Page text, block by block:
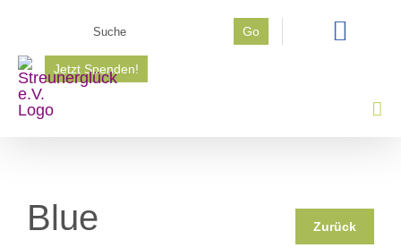
springen
Go
Jetzt Spenden!
Blue Zurück